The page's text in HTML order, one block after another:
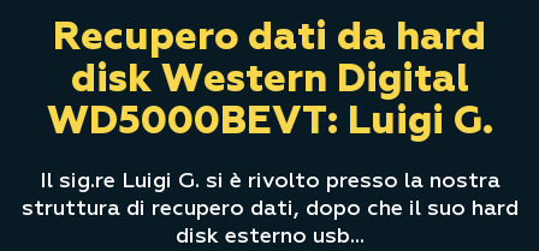
Recupero dati da hard
disk Western Digital
WD5000BEVT: Luigi G.
Il sig.re Luigi G. si è rivolto presso la nostra
struttura di recupero dati, dopo che il suo hard
disk esterno usb...